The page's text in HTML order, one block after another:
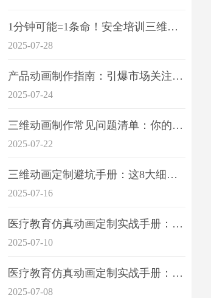
1分钟可能=1条命！安全培训三维动画制作成本效益深度拆解
2025-07-28
产品动画制作指南：引爆市场关注的视觉引擎
2025-07-24
三维动画制作常见问题清单：你的项目是否踩中这6大技术雷区？
2025-07-22
三维动画定制避坑手册：这8大细节重点关注
2025-07-16
医疗教育仿真动画定制实战手册：击破传统医学教育7大痛点
2025-07-10
医疗教育仿真动画定制实战手册：解决传统教学的7大痛点
2025-07-08